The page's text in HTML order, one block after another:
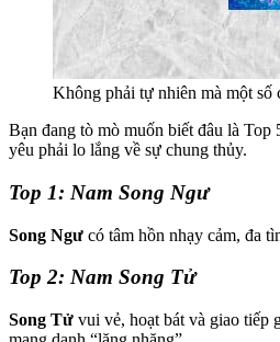
Không phải tự nhiên mà một số
Bạn đang tò mò muốn biết đâu là
yêu phải lo lắng về sự chung thủy.
Top 1: Nam Song Ngư
Song Ngư có tâm hồn nhạy cảm, đa
Top 2: Nam Song Tử
Song Tử vui vẻ, hoạt bát và giao tiếp